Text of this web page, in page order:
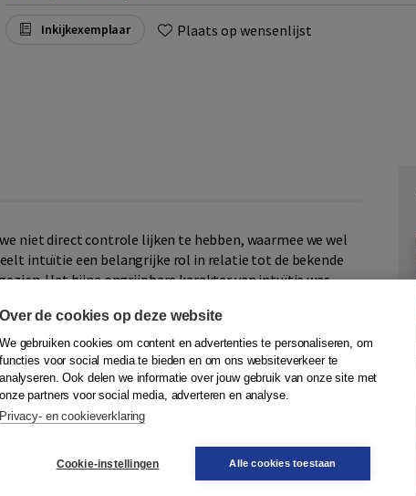
Inkijkexemplaar Plaats op wensenlijst
niet direct controle lijken te hebben, waarmee we wel
intuïtie een belangrijke rol in relatie tot de bekende
Het bijna ongrijpbare karakter van intuïtie was
de klinische betekenis. Zij vroegen vijf fameuze
fenomeen. Met bijdragen van
en Lambert de Rijk.
Over de cookies op deze website
We gebruiken cookies om content en advertenties te personaliseren, om
functies voor social media te bieden en om ons websiteverkeer te
analyseren. Ook delen we informatie over jouw gebruik van onze site met
onze partners voor social media, adverteren en analyse.
Privacy- en cookieverklaring
Cookie-instellingen Alle cookies toestaan